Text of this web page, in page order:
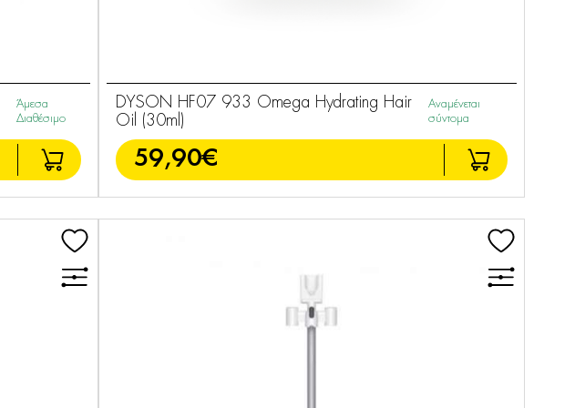
Άμεσα
Διαθέσιμο
DYSON HF07 933 Omega Hydrating Hair
Oil (30ml)
Αναμένεται
σύντομα
59,90€